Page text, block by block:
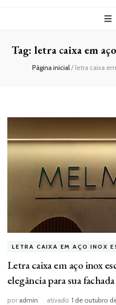
Tag: letra caixa em
Página inicial/ letra caixa
LETRA CAIXA EM AÇO INOX
Letra caixa em aço inox
elegância para sua fachada
poradmin ativado 1 de outubro